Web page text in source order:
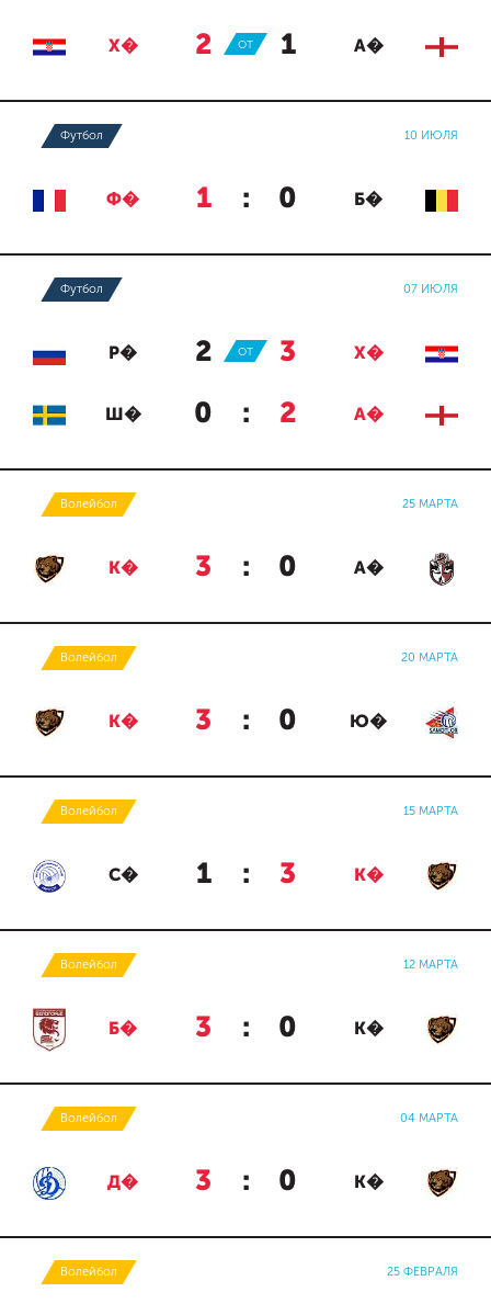
Х� 2 : 1 А�
ОТ
Футбол 10 ИЮЛЯ
Ф� 1 : 0 Б�
Футбол 07 ИЮЛЯ
Р� 2 : 3 Х�
ОТ
Ш� 0 : 2 А�
Волейбол 25 МАРТА
К� 3 : 0 А�
Волейбол 20 МАРТА
К� 3 : 0 Ю�
Волейбол 15 МАРТА
С� 1 : 3 К�
Волейбол 12 МАРТА
Б� 3 : 0 К�
Волейбол 04 МАРТА
Д� 3 : 0 К�
Волейбол 25 ФЕВРАЛЯ